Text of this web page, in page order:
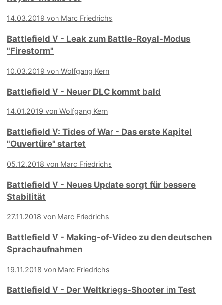
14.03.2019 von Marc Friedrichs
Battlefield V - Leak zum Battle-Royal-Modus
"Firestorm"
10.03.2019 von Wolfgang Kern
Battlefield V - Neuer DLC kommt bald
14.01.2019 von Wolfgang Kern
Battlefield V: Tides of War - Das erste Kapitel
"Ouvertüre" startet
05.12.2018 von Marc Friedrichs
Battlefield V - Neues Update sorgt für bessere
Stabilität
27.11.2018 von Marc Friedrichs
Battlefield V - Making-of-Video zu den deutschen
Sprachaufnahmen
19.11.2018 von Marc Friedrichs
Battlefield V - Der Weltkriegs-Shooter im Test